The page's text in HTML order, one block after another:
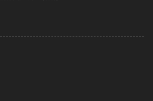
Монтаж можно выполнить
от выбранного тарифного